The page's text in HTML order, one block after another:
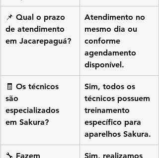
📌 Qual o prazo
de atendimento
em Jacarepaguá?
Atendimento no
mesmo dia ou
conforme
agendamento
disponível.
🧾 Os técnicos
são
especializados
em Sakura?
Sim, todos os
técnicos possuem
treinamento
específico para
aparelhos Sakura.
🔧 Fazem Sim, realizamos